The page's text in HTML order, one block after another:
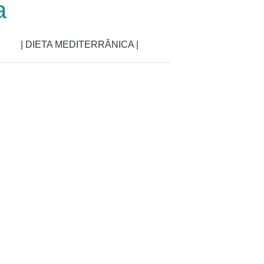
| DIETA MEDITERRÂNICA |